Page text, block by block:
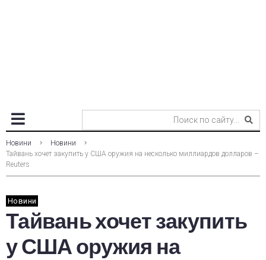
Новини
Новини
Тайвань хочет закупить у США оружия на несколько миллиардов долларов –
Reuters
Новини
Тайвань хочет закупить
у США оружия на